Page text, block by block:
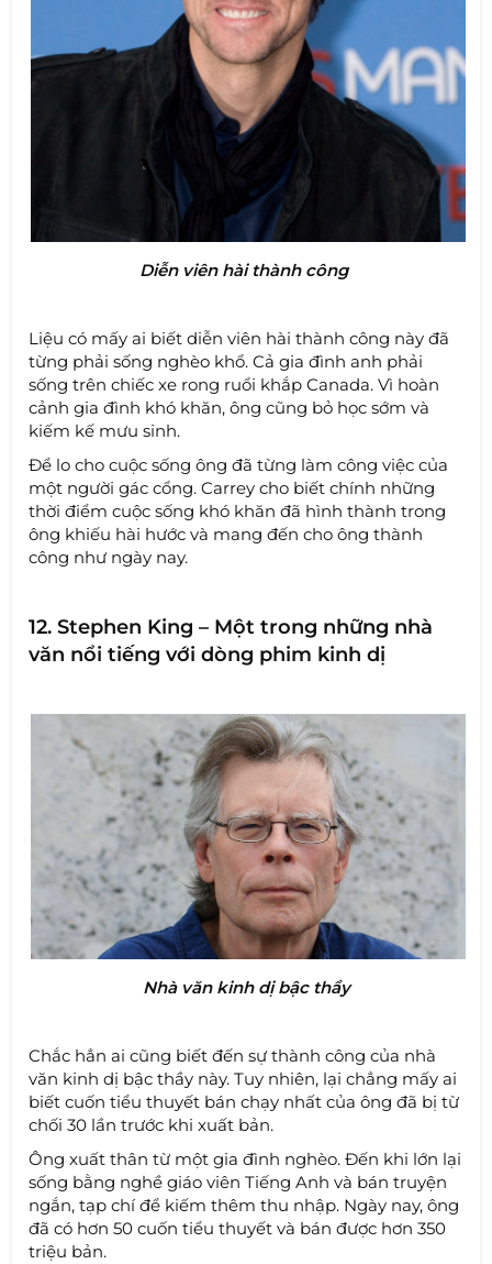
Diễn viên hài thành công
Liệu có mấy ai biết diễn viên hài thành công này đã
từng phải sống nghèo khổ. Cả gia đình anh phải
sống trên chiếc xe rong ruổi khắp Canada. Vì hoàn
cảnh gia đình khó khăn, ông cũng bỏ học sớm và
kiếm kế mưu sinh.
Để lo cho cuộc sống ông đã từng làm công việc của
một người gác cổng. Carrey cho biết chính những
thời điểm cuộc sống khó khăn đã hình thành trong
ông khiếu hài hước và mang đến cho ông thành
công như ngày nay.
12. Stephen King – Một trong những nhà
văn nổi tiếng với dòng phim kinh dị
Nhà văn kinh dị bậc thầy
Chắc hẳn ai cũng biết đến sự thành công của nhà
văn kinh dị bậc thầy này. Tuy nhiên, lại chẳng mấy ai
biết cuốn tiểu thuyết bán chạy nhất của ông đã bị từ
chối 30 lần trước khi xuất bản.
Ông xuất thân từ một gia đình nghèo. Đến khi lớn lại
sống bằng nghề giáo viên Tiếng Anh và bán truyện
ngắn, tạp chí để kiếm thêm thu nhập. Ngày nay, ông
đã có hơn 50 cuốn tiểu thuyết và bán được hơn 350
triệu bản.